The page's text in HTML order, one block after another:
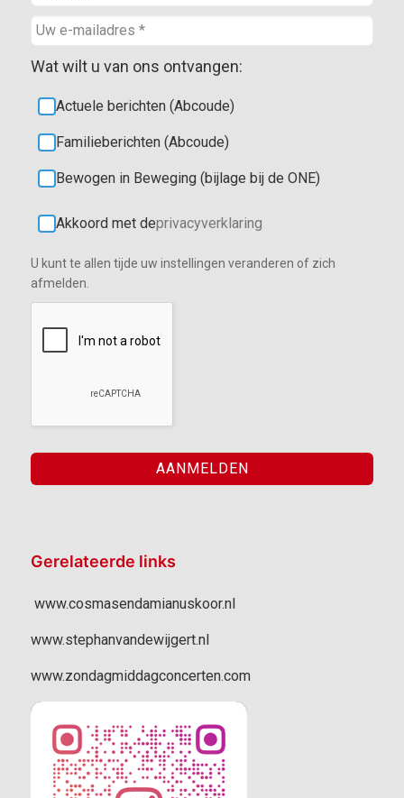
Wat wilt u van ons ontvangen:
Actuele berichten (Abcoude)
Familieberichten (Abcoude)
Bewogen in Beweging (bijlage bij de ONE)
Akkoord met deprivacyverklaring
U kunt te allen tijde uw instellingen veranderen of zich
afmelden.
Gerelateerde links
www.cosmasendamianuskoor.nl
www.stephanvandewijgert.nl
www.zondagmiddagconcerten.com